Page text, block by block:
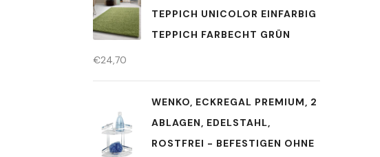
TEPPICH UNICOLOR EINFARBIG
TEPPICH FARBECHT GRÜN
€24,70
WENKO, ECKREGAL PREMIUM, 2
ABLAGEN, EDELSTAHL,
ROSTFREI - BEFESTIGEN OHNE